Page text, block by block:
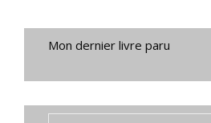
Mon dernier livre paru